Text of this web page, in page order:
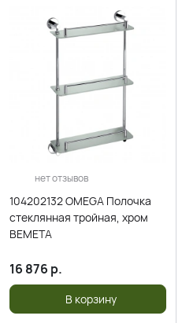
нет отзывов
104202132 OMEGA Полочка
стеклянная тройная, хром
BEMETA
16 876 р.
В корзину